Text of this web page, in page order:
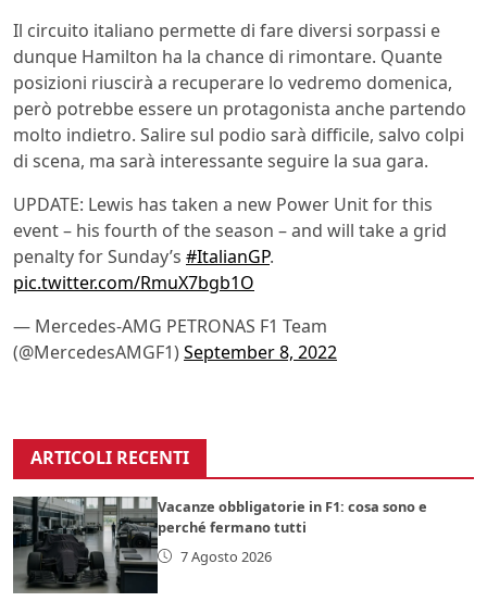
Il circuito italiano permette di fare diversi sorpassi e
dunque Hamilton ha la chance di rimontare. Quante
posizioni riuscirà a recuperare lo vedremo domenica,
però potrebbe essere un protagonista anche partendo
molto indietro. Salire sul podio sarà difficile, salvo colpi
di scena, ma sarà interessante seguire la sua gara.
UPDATE: Lewis has taken a new Power Unit for this
event – his fourth of the season – and will take a grid
penalty for Sunday’s #ItalianGP.
pic.twitter.com/RmuX7bgb1O
— Mercedes-AMG PETRONAS F1 Team
(@MercedesAMGF1)September 8, 2022
ARTICOLI RECENTI
Vacanze obbligatorie in F1: cosa sono e
perché fermano tutti
7 Agosto 2026